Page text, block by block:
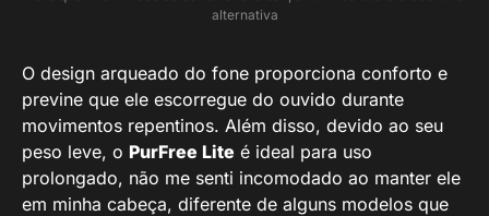
alternativa
O design arqueado do fone proporciona conforto e
previne que ele escorregue do ouvido durante
movimentos repentinos. Além disso, devido ao seu
peso leve, o PurFree Lite é ideal para uso
prolongado, não me senti incomodado ao manter ele
em minha cabeça, diferente de alguns modelos que